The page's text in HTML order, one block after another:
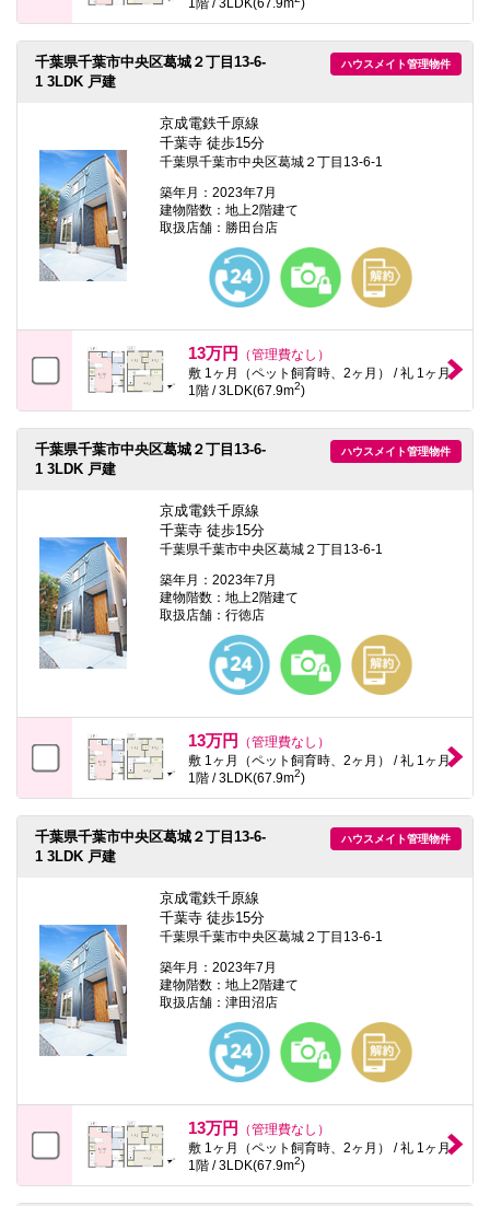
ハウスメイト管理物件
千葉県千葉市中央区葛城２丁目13-6-
1 3LDK 戸建
京成電鉄千原線
千葉寺 徒歩15分
千葉県千葉市中央区葛城２丁目13-6-1
築年月：2023年7月
建物階数：地上2階建て
取扱店舗：勝田台店
13万円
（管理費なし）
敷 1ヶ月（ペット飼育時、2ヶ月） / 礼 1ヶ月
1階 / 3LDK(67.9m2)
ハウスメイト管理物件
千葉県千葉市中央区葛城２丁目13-6-
1 3LDK 戸建
京成電鉄千原線
千葉寺 徒歩15分
千葉県千葉市中央区葛城２丁目13-6-1
築年月：2023年7月
建物階数：地上2階建て
取扱店舗：行徳店
13万円
（管理費なし）
敷 1ヶ月（ペット飼育時、2ヶ月） / 礼 1ヶ月
1階 / 3LDK(67.9m2)
ハウスメイト管理物件
千葉県千葉市中央区葛城２丁目13-6-
1 3LDK 戸建
京成電鉄千原線
千葉寺 徒歩15分
千葉県千葉市中央区葛城２丁目13-6-1
築年月：2023年7月
建物階数：地上2階建て
取扱店舗：津田沼店
13万円
（管理費なし）
敷 1ヶ月（ペット飼育時、2ヶ月） / 礼 1ヶ月
1階 / 3LDK(67.9m2)